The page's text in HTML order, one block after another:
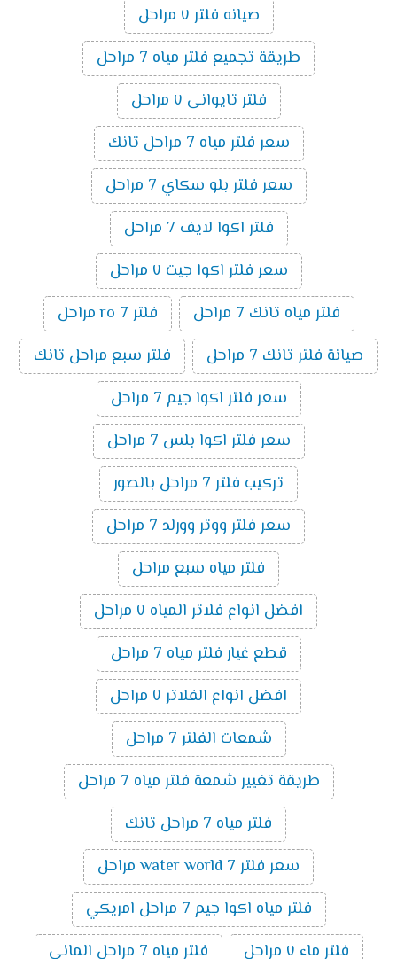
صيانه فلتر ٧ مراحل
طريقة تجميع فلتر مياه 7 مراحل
فلتر تايوانى ٧ مراحل
سعر فلتر مياه 7 مراحل تانك
سعر فلتر بلو سكاي 7 مراحل
فلتر اكوا لايف 7 مراحل
سعر فلتر اكوا جيت ٧ مراحل
فلتر مياه تانك 7 مراحل
فلتر ro 7 مراحل
صيانة فلتر تانك 7 مراحل
فلتر سبع مراحل تانك
سعر فلتر اكوا جيم 7 مراحل
سعر فلتر اكوا بلس 7 مراحل
تركيب فلتر 7 مراحل بالصور
سعر فلتر ووتر وورلد 7 مراحل
فلتر مياه سبع مراحل
افضل انواع فلاتر المياه ٧ مراحل
قطع غيار فلتر مياه 7 مراحل
افضل انواع الفلاتر ٧ مراحل
شمعات الفلتر 7 مراحل
طريقة تغيير شمعة فلتر مياه 7 مراحل
فلتر مياه 7 مراحل تانك
سعر فلتر water world 7 مراحل
فلتر مياه اكوا جيم 7 مراحل امريكي
فلتر ماء ٧ مراحل
فلتر مياه 7 مراحل الماني